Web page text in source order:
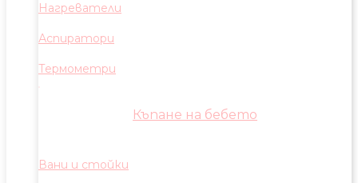
Нагреватели
Аспиратори
Термометри
Къпане на бебето
Вани и стойки